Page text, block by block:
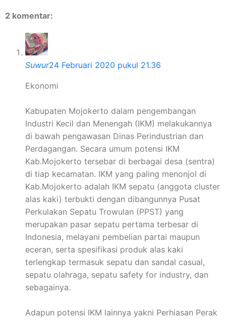
2 komentar:
Suwur24 Februari 2020 pukul 21.36
Ekonomi
Kabupaten Mojokerto dalam pengembangan
Industri Kecil dan Menengah (IKM) melakukannya
di bawah pengawasan Dinas Perindustrian dan
Perdagangan. Secara umum potensi IKM
Kab.Mojokerto tersebar di berbagai desa (sentra)
di tiap kecamatan. IKM yang paling menonjol di
Kab.Mojokerto adalah IKM sepatu (anggota cluster
alas kaki) terbukti dengan dibangunnya Pusat
Perkulakan Sepatu Trowulan (PPST) yang
merupakan pasar sepatu pertama terbesar di
Indonesia, melayani pembelian partai maupun
eceran, serta spesifikasi produk alas kaki
terlengkap termasuk sepatu dan sandal casual,
sepatu olahraga, sepatu safety for industry, dan
sebagainya.
Adapun potensi IKM lainnya yakni Perhiasan Perak